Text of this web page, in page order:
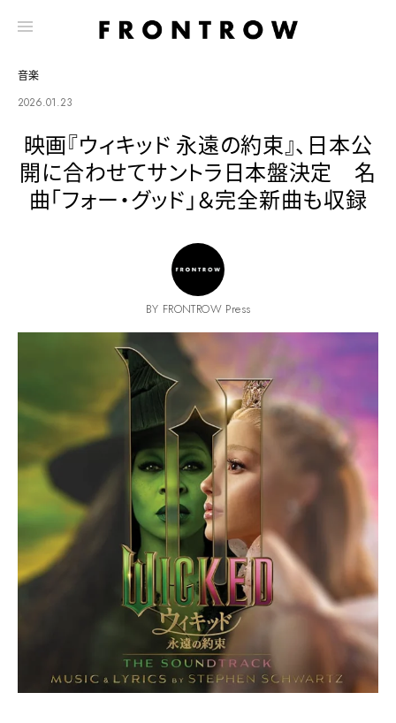
音楽
2026.01.23
映画『ウィキッド 永遠の約束』、日本公
開に合わせてサントラ日本盤決定 名
曲「フォー・グッド」＆完全新曲も収録
BY FRONTROW Press